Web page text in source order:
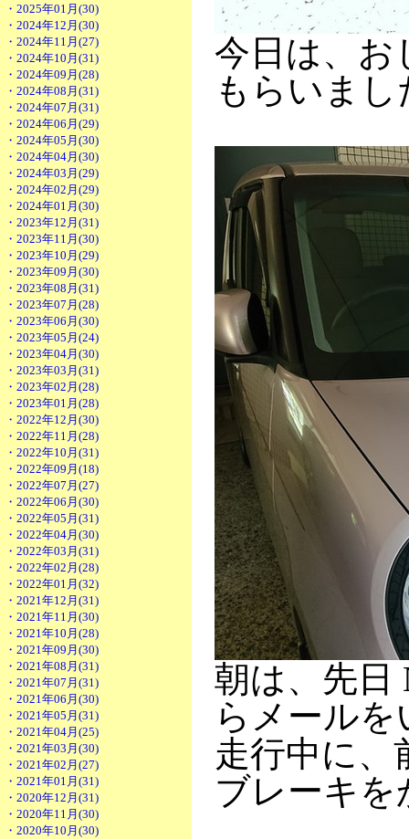
・2025年01月(30)
・2024年12月(30)
・2024年11月(27)
・2024年10月(31)
・2024年09月(28)
・2024年08月(31)
・2024年07月(31)
・2024年06月(29)
・2024年05月(30)
・2024年04月(30)
・2024年03月(29)
・2024年02月(29)
・2024年01月(30)
・2023年12月(31)
・2023年11月(30)
・2023年10月(29)
・2023年09月(30)
・2023年08月(31)
・2023年07月(28)
・2023年06月(30)
・2023年05月(24)
・2023年04月(30)
・2023年03月(31)
・2023年02月(28)
・2023年01月(28)
・2022年12月(30)
・2022年11月(28)
・2022年10月(31)
・2022年09月(18)
・2022年07月(27)
・2022年06月(30)
・2022年05月(31)
・2022年04月(30)
・2022年03月(31)
・2022年02月(28)
・2022年01月(32)
・2021年12月(31)
・2021年11月(30)
・2021年10月(28)
・2021年09月(30)
・2021年08月(31)
・2021年07月(31)
・2021年06月(30)
・2021年05月(31)
・2021年04月(25)
・2021年03月(30)
・2021年02月(27)
・2021年01月(31)
・2020年12月(31)
・2020年11月(30)
・2020年10月(30)
今日は、お
もらいまし
朝は、先日
らメール
走行中に、
ブレーキ